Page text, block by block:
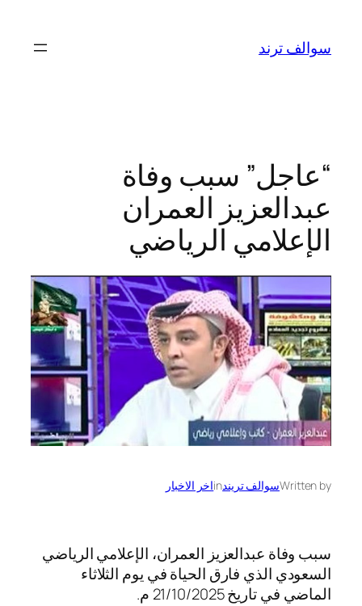
المحتوى
سوالف ترند
“عاجل” سبب وفاة
عبدالعزيز العمران
الإعلامي الرياضي
Written byسوالف تريندinاخر الاخبار
سبب وفاة عبدالعزيز العمران، الإعلامي الرياضي
السعودي الذي فارق الحياة في يوم الثلاثاء
الماضي في تاريخ 21/10/2025 م.